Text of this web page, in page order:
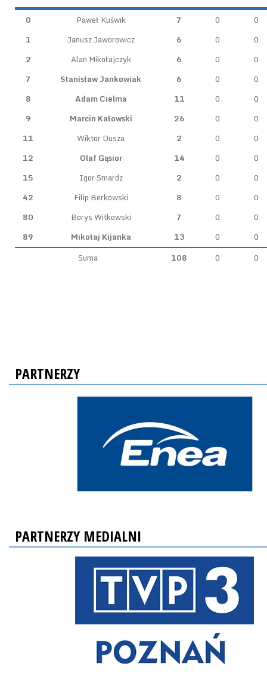
0 Paweł Kuświk 7 0
0
1
Janusz Jaworowicz 6 0
0
2
Alan Mikołajczyk 6 0
0
7
Stanisław Jankowiak 6 0
0
8
Adam Cielma 11 0
0
9
Marcin Kałowski 26 0
0
11
Wiktor Dusza 2 0
0
12
Olaf Gąsior 14 0
0
15
Igor Smardz 2 0
0
42
Filip Berkowski 8 0
0
80
Borys Witkowski 7 0
0
89
Mikołaj Kijanka 13 0
0
Suma
108 0 0
PARTNERZY
PARTNERZY MEDIALNI